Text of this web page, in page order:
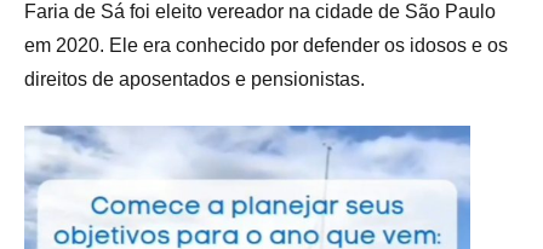
Faria de Sá foi eleito vereador na cidade de São Paulo
em 2020. Ele era conhecido por defender os idosos e os
direitos de aposentados e pensionistas.